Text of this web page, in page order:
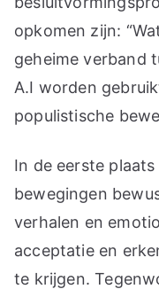
opkomen zijn:
geheime verband
A.I worden
populistische
In de eerste
bewegingen
verhalen en
acceptatie en
te krijgen.